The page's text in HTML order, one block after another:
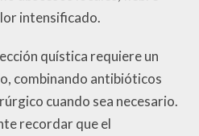
intensificado.
quística requiere un
combinando antibióticos
cuando sea necesario.
recordar que el